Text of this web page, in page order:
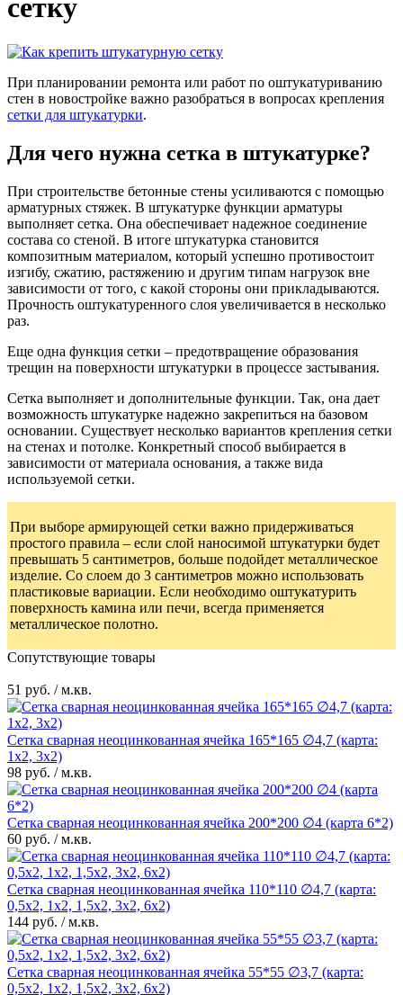
сетку
При планировании ремонта или работ по оштукатуриванию
стен в новостройке важно разобраться в вопросах крепления
сетки для штукатурки.
Для чего нужна сетка в штукатурке?
При строительстве бетонные стены усиливаются с помощью
арматурных стяжек. В штукатурке функции арматуры
выполняет сетка. Она обеспечивает надежное соединение
состава со стеной. В итоге штукатурка становится
композитным материалом, который успешно противостоит
изгибу, сжатию, растяжению и другим типам нагрузок вне
зависимости от того, с какой стороны они прикладываются.
Прочность оштукатуренного слоя увеличивается в несколько
раз.
Еще одна функция сетки – предотвращение образования
трещин на поверхности штукатурки в процессе застывания.
Сетка выполняет и дополнительные функции. Так, она дает
возможность штукатурке надежно закрепиться на базовом
основании. Существует несколько вариантов крепления сетки
на стенах и потолке. Конкретный способ выбирается в
зависимости от материала основания, а также вида
используемой сетки.
При выборе армирующей сетки важно придерживаться
простого правила – если слой наносимой штукатурки будет
превышать 5 сантиметров, больше подойдет металлическое
изделие. Со слоем до 3 сантиметров можно использовать
пластиковые вариации. Если необходимо оштукатурить
поверхность камина или печи, всегда применяется
металлическое полотно.
Сопутствующие товары
51 руб. / м.кв.
Сетка сварная неоцинкованная ячейка 165*165 ∅4,7 (карта:
1х2, 3х2)
98 руб. / м.кв.
Сетка сварная неоцинкованная ячейка 200*200 ∅4 (карта 6*2)
60 руб. / м.кв.
Сетка сварная неоцинкованная ячейка 110*110 ∅4,7 (карта:
0,5х2, 1х2, 1,5х2, 3х2, 6х2)
144 руб. / м.кв.
Сетка сварная неоцинкованная ячейка 55*55 ∅3,7 (карта:
0,5х2, 1х2, 1,5х2, 3х2, 6х2)